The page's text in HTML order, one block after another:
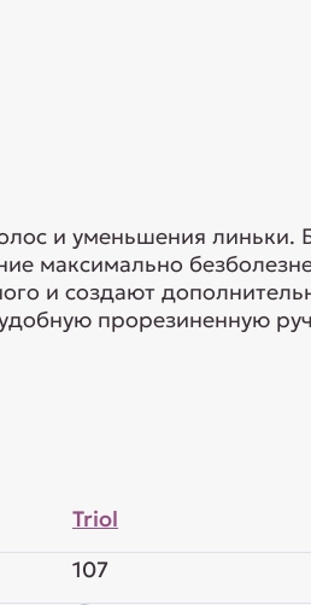
и уменьшения линьки.
максимально
и создают
прорезиненную
Triol
107